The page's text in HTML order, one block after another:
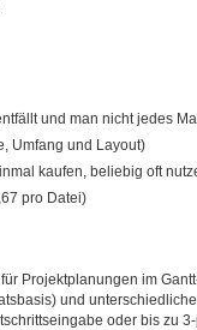
und man nicht jedes
Umfang und Layout)
kaufen, beliebig oft
pro Datei)
Projektplanungen im
und
oder bis zu